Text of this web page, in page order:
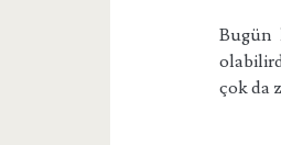
Bugün
çok da